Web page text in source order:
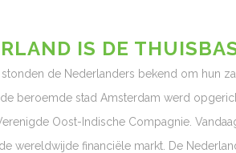
IS DE
stonden de Nederlanders bekend om hun
beroemde stad Amsterdam werd
Oost-Indische Compagnie.
wereldwijde financiële markt. De